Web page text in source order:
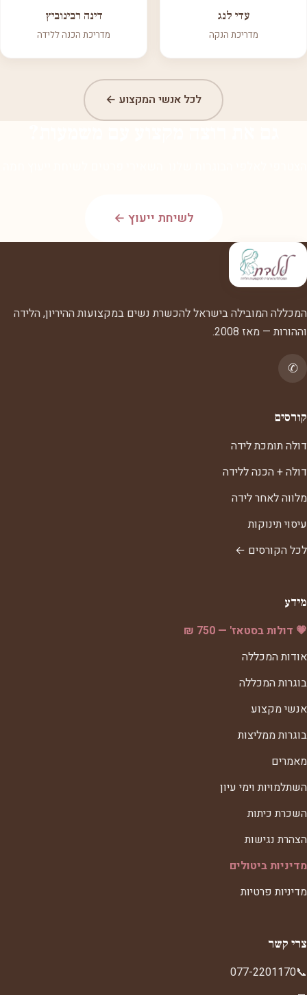
עדי לנג
מדריכת הנקה
דינה רבינוביץ
מדריכת הכנה ללידה
לכל אנשי המקצוע ←
לשיחת ייעוץ ←
המכללה המובילה בישראל להכשרת נשים במקצועות ההיריון, הלידה
וההורות — מאז 2008.
✆
קורסים
דולה תומכת לידה
דולה + הכנה ללידה
מלווה לאחר לידה
עיסוי תינוקות
לכל הקורסים ←
מידע
💗 דולות בסטאז' — 750 ₪
אודות המכללה
בוגרות המכללה
אנשי מקצוע
בוגרות ממליצות
מאמרים
השתלמויות וימי עיון
השכרת כיתות
הצהרת נגישות
מדיניות ביטולים
מדיניות פרטיות
צרי קשר
📞
077-2201170